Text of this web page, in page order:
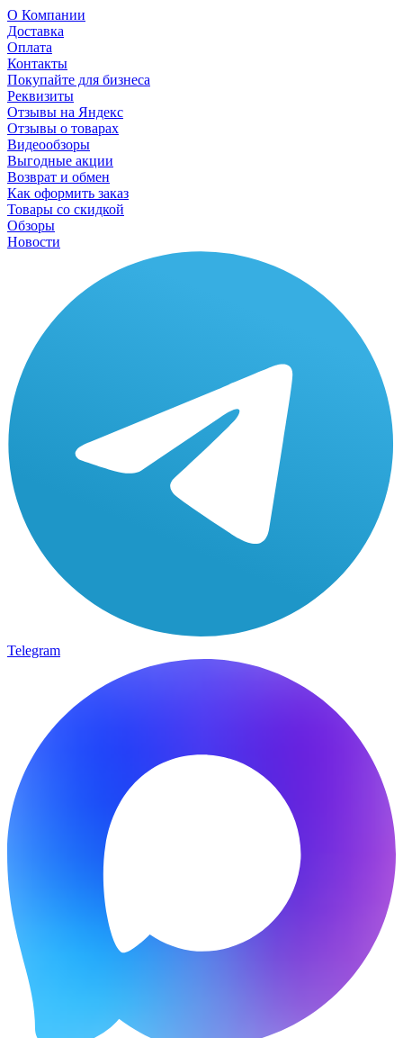
О Компании
Доставка
Оплата
Контакты
Покупайте для бизнеса
Реквизиты
Отзывы на Яндекс
Отзывы о товарах
Видеообзоры
Выгодные акции
Возврат и обмен
Как оформить заказ
Товары со скидкой
Обзоры
Новости
Telegram